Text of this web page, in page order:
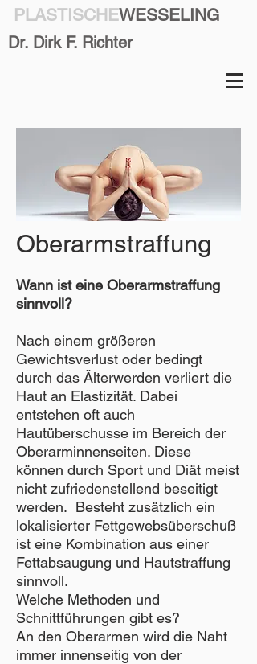
PLASTISCHEWESSELING
Dr. Dirk F. Richter
Oberarmstraffung
Wann ist eine Oberarmstraffung
sinnvoll?
Nach einem größeren
Gewichtsverlust oder bedingt
durch das Älterwerden verliert die
Haut an Elastizität. Dabei
entstehen oft auch
Hautüberschusse im Bereich der
Oberarminnenseiten. Diese
können durch Sport und Diät meist
nicht zufriedenstellend beseitigt
werden. Besteht zusätzlich ein
lokalisierter Fettgewebsüberschuß
ist eine Kombination aus einer
Fettabsaugung und Hautstraffung
sinnvoll.
Welche Methoden und
Schnittführungen gibt es?
An den Oberarmen wird die Naht
immer innenseitig von der